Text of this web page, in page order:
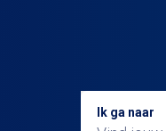
Ik ga naar